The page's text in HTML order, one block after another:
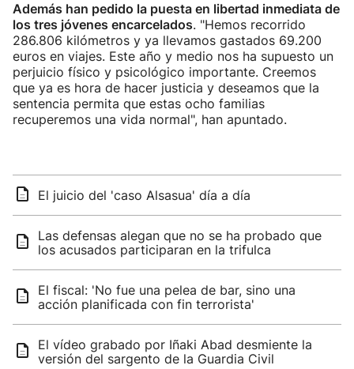
Además han pedido la puesta en libertad inmediata de
los tres jóvenes encarcelados. "Hemos recorrido
286.806 kilómetros y ya llevamos gastados 69.200
euros en viajes. Este año y medio nos ha supuesto un
perjuicio físico y psicológico importante. Creemos
que ya es hora de hacer justicia y deseamos que la
sentencia permita que estas ocho familias
recuperemos una vida normal", han apuntado.
El juicio del 'caso Alsasua' día a día
Las defensas alegan que no se ha probado que
los acusados participaran en la trifulca
El fiscal: 'No fue una pelea de bar, sino una
acción planificada con fin terrorista'
El vídeo grabado por Iñaki Abad desmiente la
versión del sargento de la Guardia Civil